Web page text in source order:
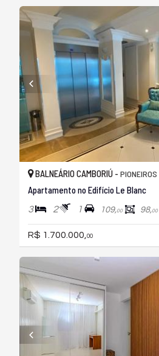
BALNEÁRIO CAMBORIÚ - PIONEIROS
Apartamento no Edifício Le Blanc
3 2 1 109,00 98,00
R$ 1.700.000,00